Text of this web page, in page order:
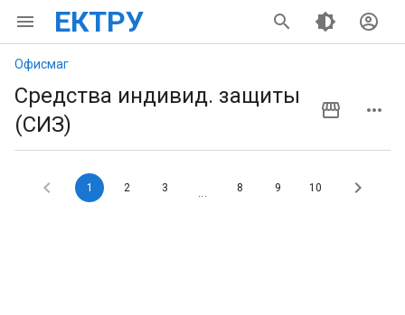
ЕКТРУ
Офисмаг
Средства индивид. защиты
(СИЗ)
1 2 3 8 9 10